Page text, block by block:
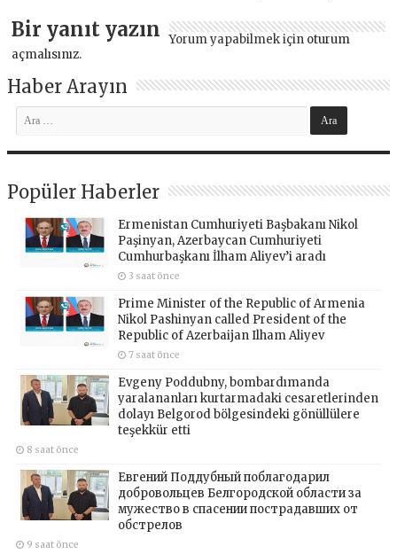
Bir yanıt yazın Yorum yapabilmek için oturum
açmalısınız.
Haber Arayın
Popüler Haberler
Ermenistan Cumhuriyeti Başbakanı Nikol
Paşinyan, Azerbaycan Cumhuriyeti
Cumhurbaşkanı İlham Aliyev’i aradı
3 saat önce
Prime Minister of the Republic of Armenia
Nikol Pashinyan called President of the
Republic of Azerbaijan Ilham Aliyev
7 saat önce
Evgeny Poddubny, bombardımanda
yaralananları kurtarmadaki cesaretlerinden
dolayı Belgorod bölgesindeki gönüllülere
teşekkür etti
8 saat önce
Евгений Поддубный поблагодарил
добровольцев Белгородской области за
мужество в спасении пострадавших от
обстрелов
9 saat önce